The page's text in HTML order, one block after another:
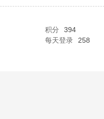
积分
394
每天登录
258